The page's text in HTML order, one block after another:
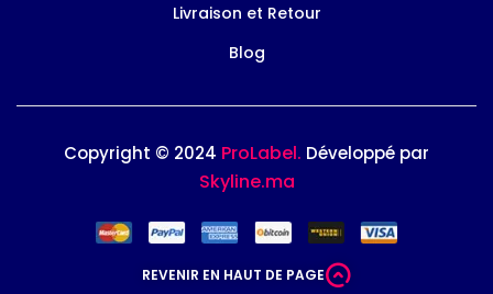
Livraison et Retour
Blog
Copyright © 2024 ProLabel. Développé par
Skyline.ma
REVENIR EN HAUT DE PAGE